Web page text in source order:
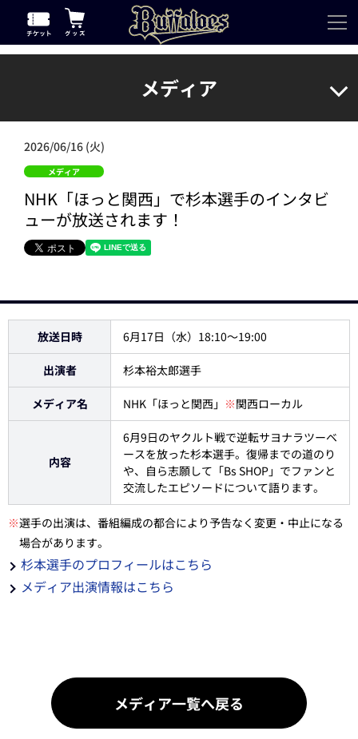
メディア
2026/06/16 (火)
メディア
NHK「ほっと関西」で杉本選手のインタビ
ューが放送されます！
放送日時 6月17日（水）18:10～19:00
出演者 杉本裕太郎選手
メディア名 NHK「ほっと関西」 ※関西ローカル
内容
6月9日のヤクルト戦で逆転サヨナラツーベ
ースを放った杉本選手。復帰までの道のり
や、自ら志願して「Bs SHOP」でファンと
交流したエピソードについて語ります。
※選手の出演は、番組編成の都合により予告なく変更・中止になる
場合があります。
杉本選手のプロフィールはこちら
メディア出演情報はこちら
メディア一覧へ戻る